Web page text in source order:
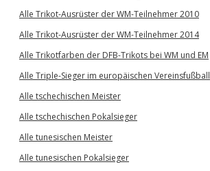
Alle Trikot-Ausrüster der WM-Teilnehmer 2010
Alle Trikot-Ausrüster der WM-Teilnehmer 2014
Alle Trikotfarben der DFB-Trikots bei WM und EM
Alle Triple-Sieger im europäischen Vereinsfußball
Alle tschechischen Meister
Alle tschechischen Pokalsieger
Alle tunesischen Meister
Alle tunesischen Pokalsieger